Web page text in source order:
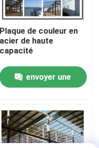
Plaque de couleur en
acier de haute
capacité
envoyer une